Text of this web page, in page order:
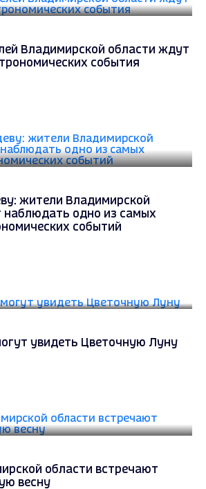
Владимирской области ждут
события
жители Владимирской
наблюдать одно из самых
событий
увидеть Цветочную Луну
области встречают
весну